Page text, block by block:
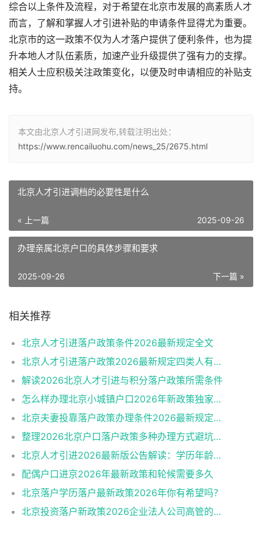
综合以上条件及流程，对于希望在北京市发展的高素质人才
而言，了解和掌握人才引进补贴的申请条件显得尤为重要。
北京市的这一政策不仅为人才落户提供了便利条件，也为提
升本地人才队伍素质，加速产业升级提供了强有力的支撑。
相关人士应积极关注政策变化，以便及时申请相应的补贴支
持。
本文由北京人才引进网发布,转载注明出处：
https://www.rencailuohu.com/news_25/2675.html
北京人才引进调档的必要性是什么
« 上一篇 2025-09-26
办理亲属北京户口的具体步骤和要求
下一篇 »
2025-09-26
相关推荐
北京人才引进落户政策条件2026最新规定全文
北京人才引进落户政策2026最新规定四类人有资格
解读2026北京人才引进与积分落户政策所需条件
怎么样办理北京小城镇户口2026年新政策独家解读
北京夫妻投靠落户政策办理条件2026最新规定消息
整理2026北京户口落户政策多种办理方式避坑指南
北京人才引进2026最新版公告解读：学历年龄是门槛
配偶户口进京2026年最新政策和轮候需要多久
北京落户学历落户最新政策2026年你有希望吗？
北京投资落户新政策2026企业法人公司高管的福音